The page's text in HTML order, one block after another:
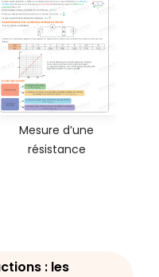
Mesure d’une
résistance
: les